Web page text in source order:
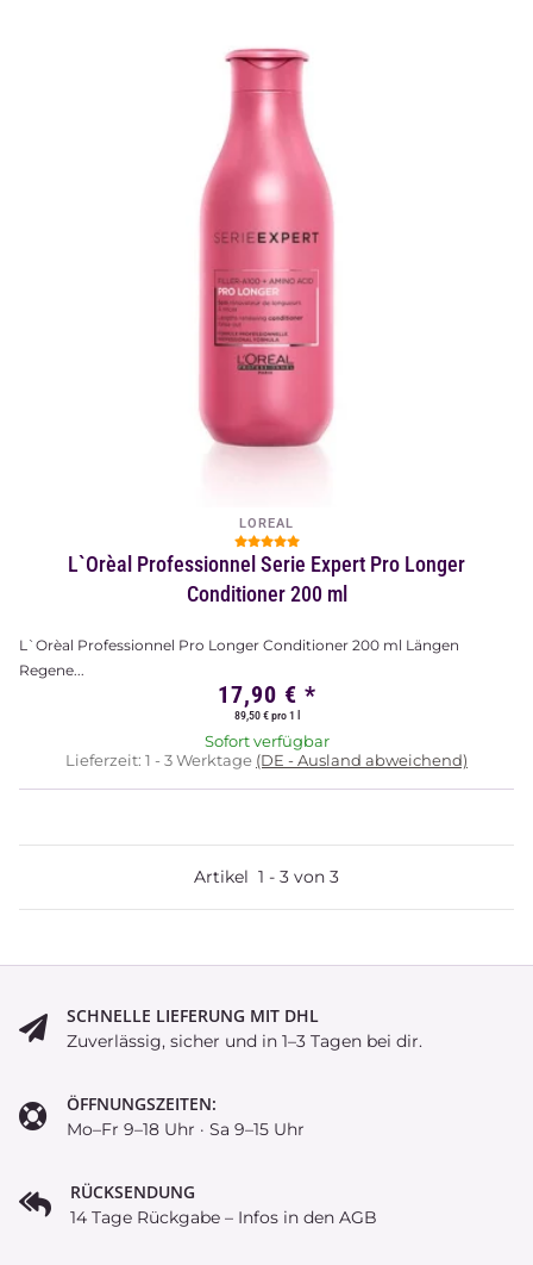
LOREAL
L`Orèal Professionnel Serie Expert Pro Longer
Conditioner 200 ml
L`Orèal Professionnel Pro Longer Conditioner 200 ml Längen
Regene...
17,90 € *
89,50 € pro 1 l
Sofort verfügbar
Lieferzeit: 1 - 3 Werktage (DE - Ausland abweichend)
Artikel 1 - 3 von 3
SCHNELLE LIEFERUNG MIT DHL
Zuverlässig, sicher und in 1–3 Tagen bei dir.
ÖFFNUNGSZEITEN:
Mo–Fr 9–18 Uhr · Sa 9–15 Uhr
RÜCKSENDUNG
14 Tage Rückgabe – Infos in den AGB